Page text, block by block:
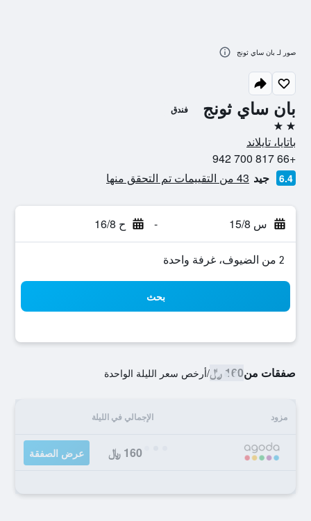
بان ساي ثونج فندق
2 نجمتين
باتايا، تايلاند
+66 817 700 942
6.4 جيد 43 من التقييمات تم التحقق منها
س 15/8 - ح 16/8
2 من الضيوف، غرفة واحدة
بحث
صفقات من160 ﷼ /أرخص سعر الليلة الواحدة
مزود الإجمالي في الليلة
160 ﷼ عرض الصفقة
صور لـ بان ساي ثونج